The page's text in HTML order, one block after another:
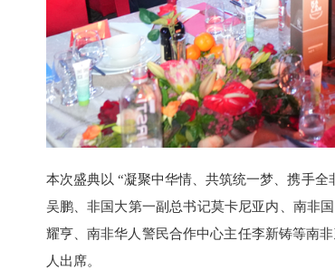
本次盛典以 “凝聚中华情、共筑统一梦、携手
吴鹏、非国大第一副总书记莫卡尼亚内、南非
耀亨、南非华人警民合作中心主任李新铸等南
人出席。